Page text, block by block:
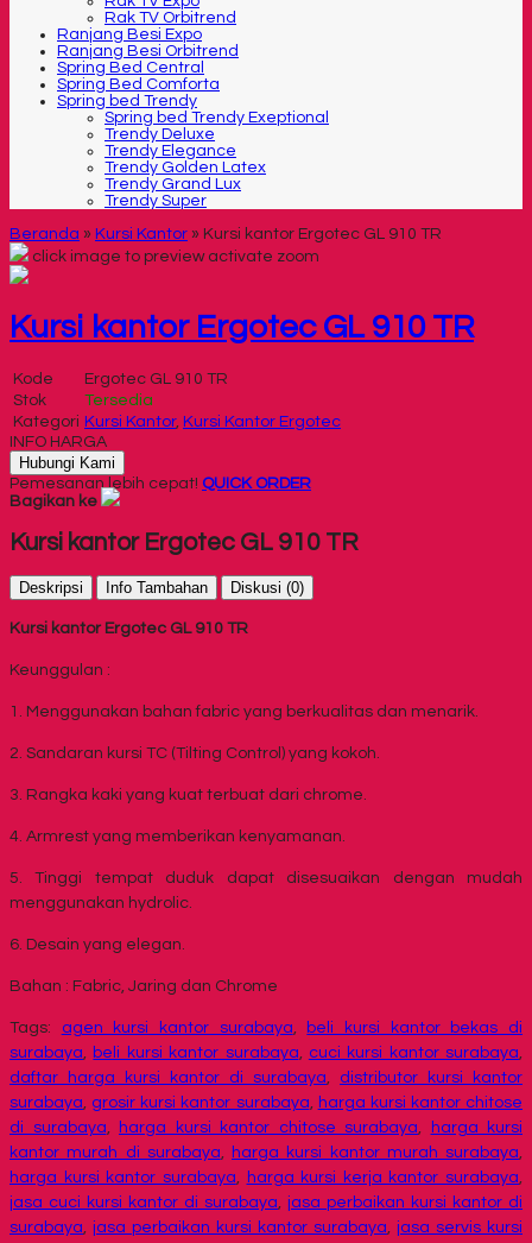
Rak TV Orbitrend
Ranjang Besi Expo
Ranjang Besi Orbitrend
Spring Bed Central
Spring Bed Comforta
Spring bed Trendy
Spring bed Trendy Exeptional
Trendy Deluxe
Trendy Elegance
Trendy Golden Latex
Trendy Grand Lux
Trendy Super
Beranda » Kursi Kantor » Kursi kantor Ergotec GL 910 TR
click image to preview activate zoom
Kursi kantor Ergotec GL 910 TR
Kode
Ergotec GL 910 TR
Stok
Tersedia
Kategori Kursi Kantor, Kursi Kantor Ergotec
INFO HARGA
Hubungi Kami
Pemesanan lebih cepat! QUICK ORDER
Bagikan ke
Kursi kantor Ergotec GL 910 TR
Deskripsi Info Tambahan Diskusi (0)
Kursi kantor Ergotec GL 910 TR
Keunggulan :
1. Menggunakan bahan fabric yang berkualitas dan menarik.
2. Sandaran kursi TC (Tilting Control) yang kokoh.
3. Rangka kaki yang kuat terbuat dari chrome.
4. Armrest yang memberikan kenyamanan.
5. Tinggi tempat duduk dapat disesuaikan dengan mudah
menggunakan hydrolic.
6. Desain yang elegan.
Bahan : Fabric, Jaring dan Chrome
Tags: agen kursi kantor surabaya,
beli kursi kantor bekas di
surabaya, beli kursi kantor surabaya, cuci kursi kantor surabaya,
daftar harga kursi kantor di surabaya, distributor kursi kantor
surabaya, grosir kursi kantor surabaya, harga kursi kantor chitose
di surabaya, harga kursi kantor chitose surabaya,
harga kursi
kantor murah di surabaya, harga kursi kantor murah surabaya,
harga kursi kantor surabaya, harga kursi kerja kantor surabaya,
jasa cuci kursi kantor di surabaya, jasa perbaikan kursi kantor di
surabaya, jasa perbaikan kursi kantor surabaya, jasa servis kursi